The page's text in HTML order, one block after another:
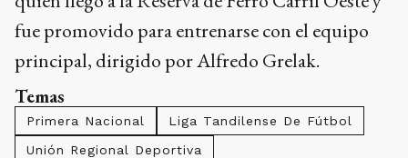
fue promovido para entrenarse con el equipo
principal, dirigido por Alfredo Grelak.
Temas
Primera Nacional
Liga Tandilense De Fútbol
Unión Regional Deportiva